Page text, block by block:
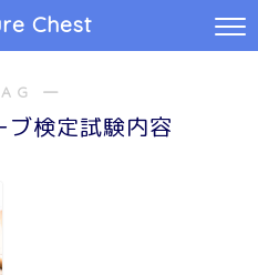
Chest
―
ブ検定試験内容